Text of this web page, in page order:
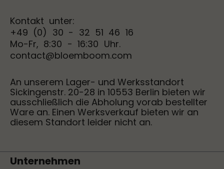
Kontakt unter:
+49 (0) 30 - 32 51 46 16
Mo-Fr, 8:30 - 16:30 Uhr.
contact@bloemboom.com
An unserem Lager- und Werksstandort
Sickingenstr. 20-28 in 10553 Berlin bieten wir
ausschließlich die Abholung vorab bestellter
Ware an. Einen Werksverkauf bieten wir an
diesem Standort leider nicht an.
Unternehmen